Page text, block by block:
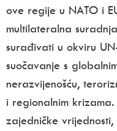
ove regije u NATO i
multilateralna
surađivati u okviru
suočavanje s
nerazvijenošću,
i regionalnim
zajedničke